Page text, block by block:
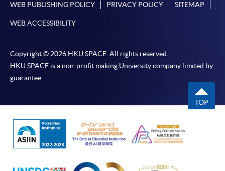
除特殊情況(例如課程因報名人數不足而被取消)及
法例規定外，一切已繳費用，概不退還。
取錄的證明。學院將在截止報名日期後儘快通知申
請者是否獲取錄。落選的申請人將獲退還已繳交的
學費。
免責聲明
本學院為學院開設的其中一些課程提供在線服務的平台。雖然
本學院會力求在有關網頁上刊載的資訊正確和合時，但本學院
WEB PUBLISHING POLICY PRIVACY POLICY SITEMAP
WEB ACCESSIBILITY
Copyright © 2026 HKU SPACE. All rights reserved.
HKU SPACE is a non-profit making University company limited by
guarantee.
TOP